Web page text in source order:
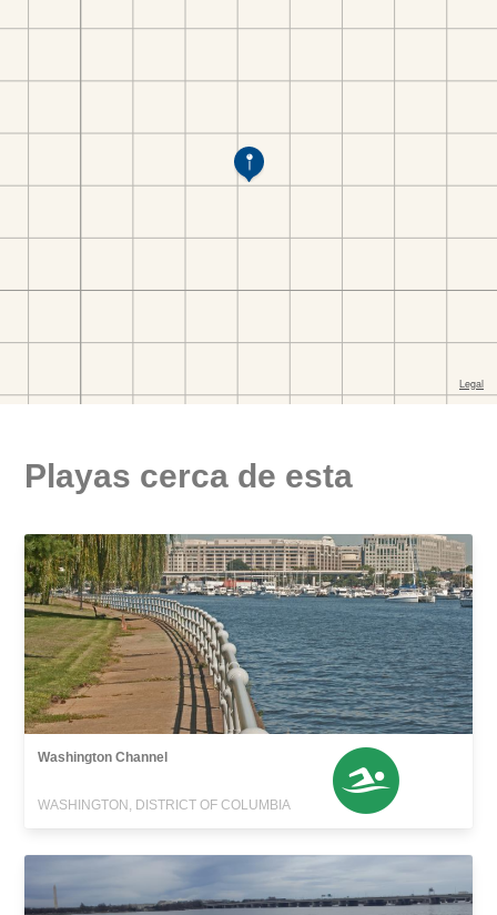
Playas cerca de esta
Washington Channel
WASHINGTON, DISTRICT OF COLUMBIA